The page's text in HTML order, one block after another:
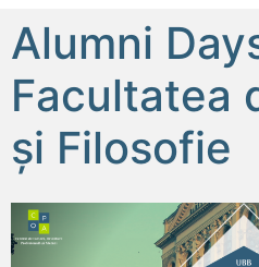
Alumni
Facultatea
și Filosofie